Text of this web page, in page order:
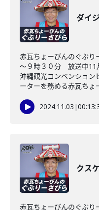
ダイ
赤瓦ちょーびんのぐぶ
～９時３０分 放送中11
沖縄観光コンベンション
ーターを務める赤瓦ちょ
2024.11.03 |
クス
赤瓦ちょーびんのぐぶ